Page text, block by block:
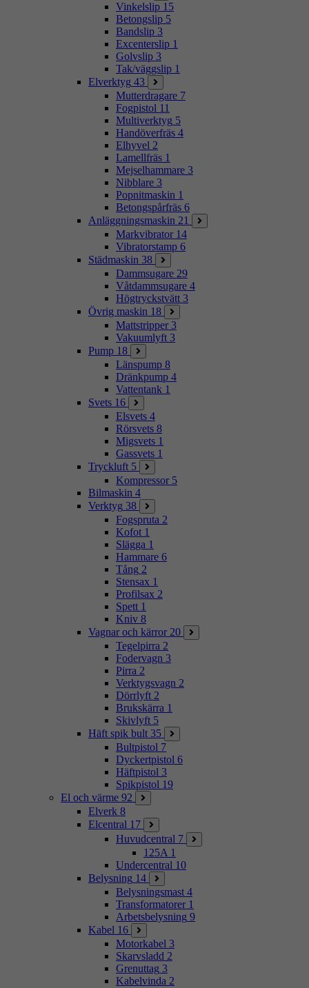
Vinkelslip 15
Betongslip 5
Bandslip 3
Excenterslip 1
Golvslip 3
Tak/väggslip 1
Elverktyg 43
Mutterdragare 7
Fogpistol 11
Multiverktyg 5
Handöverfräs 4
Elhyvel 2
Lamellfräs 1
Mejselhammare 3
Nibblare 3
Popnitmaskin 1
Betongspårfräs 6
Anläggningsmaskin 21
Markvibrator 14
Vibratorstamp 6
Städmaskin 38
Dammsugare 29
Våtdammsugare 4
Högtryckstvätt 3
Övrig maskin 18
Mattstripper 3
Vakuumlyft 3
Pump 18
Länspump 8
Dränkpump 4
Vattentank 1
Svets 16
Elsvets 4
Rörsvets 8
Migsvets 1
Gassvets 1
Tryckluft 5
Kompressor 5
Bilmaskin 4
Verktyg 38
Fogspruta 2
Kofot 1
Slägga 1
Hammare 6
Tång 2
Stensax 1
Profilsax 2
Spett 1
Kniv 8
Vagnar och kärror 20
Tegelpirra 2
Fodervagn 3
Pirra 2
Verktygsvagn 2
Dörrlyft 2
Brukskärra 1
Skivlyft 5
Häft spik bult 35
Bultpistol 7
Dyckertpistol 6
Häftpistol 3
Spikpistol 19
El och värme 92
Elverk 8
Elcentral 17
Huvudcentral 7
125A 1
Undercentral 10
Belysning 14
Belysningsmast 4
Transformatorer 1
Arbetsbelysning 9
Kabel 16
Motorkabel 3
Skarvsladd 2
Grenuttag 3
Kabelvinda 2